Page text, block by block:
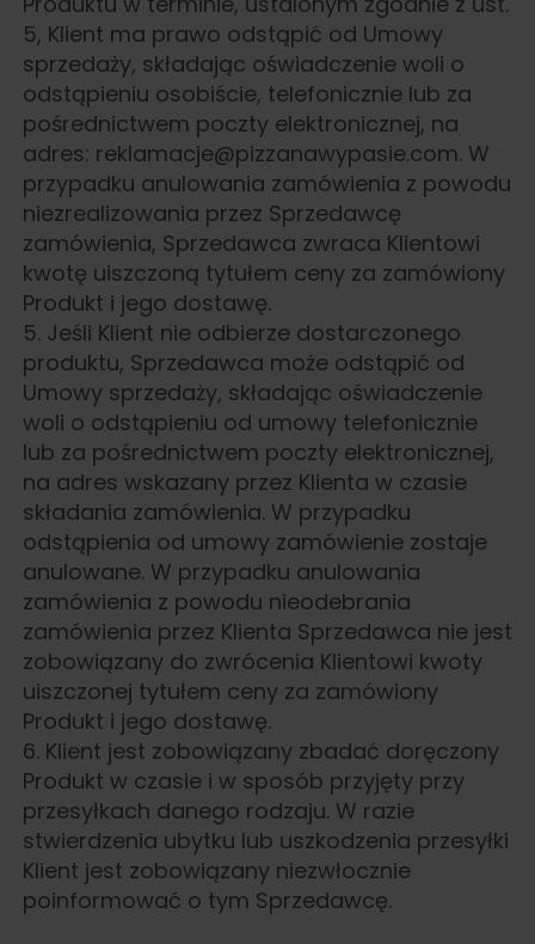
5, Klient ma prawo odstąpić od Umowy
sprzedaży, składając oświadczenie woli o
odstąpieniu osobiście, telefonicznie lub za
pośrednictwem poczty elektronicznej, na
adres: reklamacje@pizzanawypasie.com. W
przypadku anulowania zamówienia z powodu
niezrealizowania przez Sprzedawcę
zamówienia, Sprzedawca zwraca Klientowi
kwotę uiszczoną tytułem ceny za zamówiony
Produkt i jego dostawę.
5. Jeśli Klient nie odbierze dostarczonego
produktu, Sprzedawca może odstąpić od
Umowy sprzedaży, składając oświadczenie
woli o odstąpieniu od umowy telefonicznie
lub za pośrednictwem poczty elektronicznej,
na adres wskazany przez Klienta w czasie
składania zamówienia. W przypadku
odstąpienia od umowy zamówienie zostaje
anulowane. W przypadku anulowania
zamówienia z powodu nieodebrania
zamówienia przez Klienta Sprzedawca nie jest
zobowiązany do zwrócenia Klientowi kwoty
uiszczonej tytułem ceny za zamówiony
Produkt i jego dostawę.
6. Klient jest zobowiązany zbadać doręczony
Produkt w czasie i w sposób przyjęty przy
przesyłkach danego rodzaju. W razie
stwierdzenia ubytku lub uszkodzenia przesyłki
Klient jest zobowiązany niezwłocznie
poinformować o tym Sprzedawcę.